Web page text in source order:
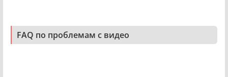
FAQ по проблемам с видео